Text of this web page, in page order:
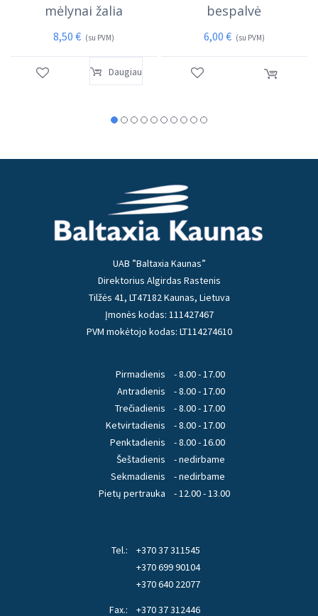
mėlynai žalia
8,50€ (su PVM)
Daugiau
bespalvė
6,00 € (su PVM)
UAB ”Baltaxia Kaunas”
Direktorius Algirdas Rastenis
Tilžės 41, LT47182 Kaunas, Lietuva
Įmonės kodas: 111427467
PVM mokėtojo kodas: LT114274610
Pirmadienis
Antradienis
Trečiadienis
Ketvirtadienis
Penktadienis
Šeštadienis
Sekmadienis
Pietų pertrauka
- 8.00 - 17.00
- 8.00 - 17.00
- 8.00 - 17.00
- 8.00 - 17.00
- 8.00 - 16.00
- nedirbame
- nedirbame
- 12.00 - 13.00
Tel.:
+370 37 311545
+370 699 90104
+370 640 22077
Fax.:
+370 37 312446